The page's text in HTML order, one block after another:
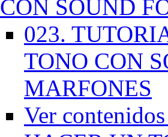
CON SOUND
023.
TONO CON
MARFONES
Ver